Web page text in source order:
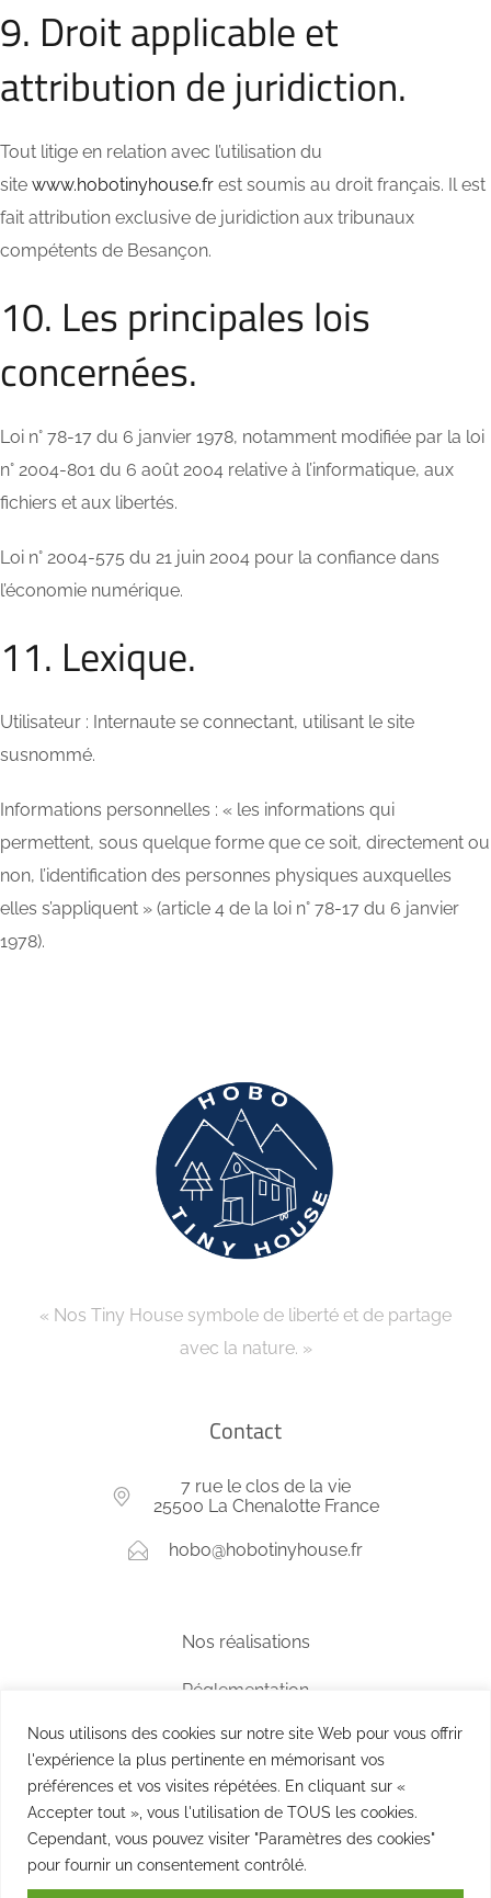
Nous utilisons des cookies sur notre site Web pour vous offrir
l'expérience la plus pertinente en mémorisant vos
préférences et vos visites répétées. En cliquant sur «
Accepter tout », vous l'utilisation de TOUS les cookies.
Cependant, vous pouvez visiter "Paramètres des cookies"
pour fournir un consentement contrôlé.
9. Droit applicable et
attribution de juridiction.
Tout litige en relation avec l’utilisation du
site www.hobotinyhouse.fr est soumis au droit français. Il est
fait attribution exclusive de juridiction aux tribunaux
compétents de Besançon.
10. Les principales lois
concernées.
Loi n° 78-17 du 6 janvier 1978, notamment modifiée par la loi
n° 2004-801 du 6 août 2004 relative à l’informatique, aux
fichiers et aux libertés.
Loi n° 2004-575 du 21 juin 2004 pour la confiance dans
l’économie numérique.
11. Lexique.
Utilisateur : Internaute se connectant, utilisant le site
susnommé.
Informations personnelles : « les informations qui
permettent, sous quelque forme que ce soit, directement ou
non, l’identification des personnes physiques auxquelles
elles s’appliquent » (article 4 de la loi n° 78-17 du 6 janvier
1978).
« Nos Tiny House symbole de liberté et de partage
avec la nature. »
Contact
7 rue le clos de la vie
25500 La Chenalotte France
hobo@hobotinyhouse.fr
Nos réalisations
Réglementation
Questions fréquentes
Tarifs
Nous contacter